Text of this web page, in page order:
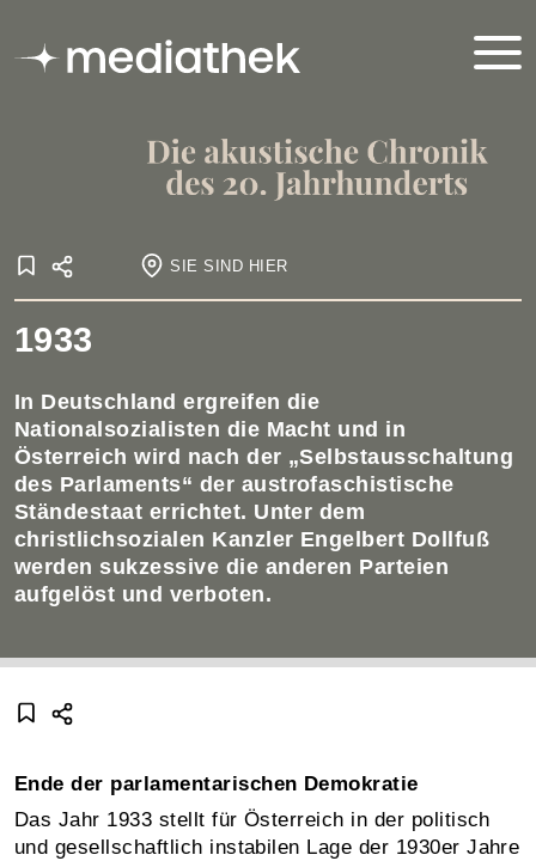
SIE SIND HIER
Startseite
1919-1938
1933
In Deutschland ergreifen die
Nationalsozialisten die Macht und in
Österreich wird nach der „Selbstausschaltung
des Parlaments“ der austrofaschistische
Ständestaat errichtet. Unter dem
christlichsozialen Kanzler Engelbert Dollfuß
werden sukzessive die anderen Parteien
aufgelöst und verboten.
Ende der parlamentarischen Demokratie
Das Jahr 1933 stellt für Österreich in der politisch
und gesellschaftlich instabilen Lage der 1930er Jahre